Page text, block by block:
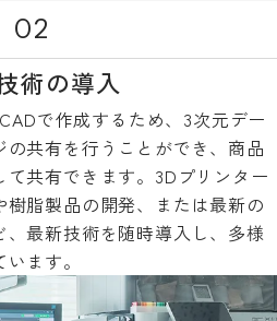
02
術の導入
で作成するため、3次元デー
共有を行うことができ、商品
共有できます。3Dプリンター
脂製品の開発、または最新の
最新技術を随時導入し、多様
ます。